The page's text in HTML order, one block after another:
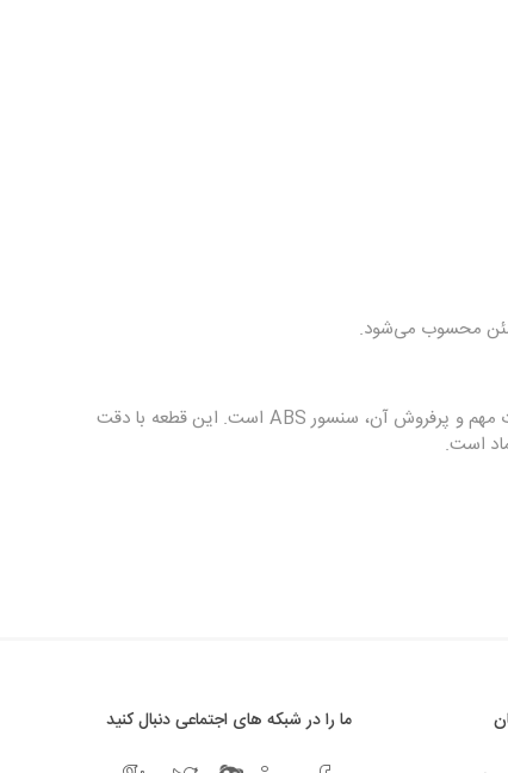
محسوب می‌شود.
فراسلی برندی است که بیشتر روی محصولات برقی و سنسورها تمرکز دارد و یکی از قطعات مهم و پرفروش آن، سنسور ABS است. این قطعه با دقت
است.
ما را در شبکه های اجتماعی دنبال کنید